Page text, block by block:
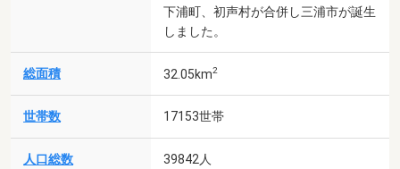
下浦町、初声村が合併し三浦市が誕生
しました。
総面積 32.05km2
世帯数 17153世帯
人口総数 39842人